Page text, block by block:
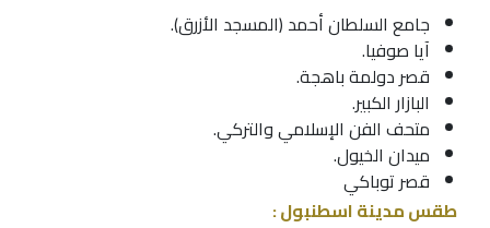
جامع السلطان أحمد (المسجد الأزرق).
آيا صوفيا.
قصر دولمة باهجة.
البازار الكبير.
متحف الفن الإسلامي والتركي.
ميدان الخيول.
قصر توباكي
طقس مدينة اسطنبول :